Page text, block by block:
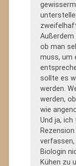
Außerdem
ob man
muss, um
sollte es
werden.
werden,
wie
Und ja,
Biologin
Kühen zu